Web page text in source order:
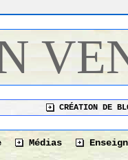
CRÉATION DE
Médias